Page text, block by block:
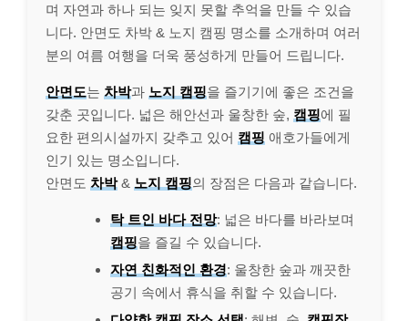
며 자연과 하나 되는 잊지 못할 추억을 만들 수 있습
니다. 안면도 차박 & 노지 캠핑 명소를 소개하며 여러
분의 여름 여행을 더욱 풍성하게 만들어 드립니다.
안면도는 차박과 노지 캠핑을 즐기기에 좋은 조건을
갖춘 곳입니다. 넓은 해안선과 울창한 숲, 캠핑에 필
요한 편의시설까지 갖추고 있어 캠핑 애호가들에게
인기 있는 명소입니다.
안면도 차박& 노지 캠핑의 장점은 다음과 같습니다.
탁 트인 바다 전망: 넓은 바다를 바라보며
캠핑을 즐길 수 있습니다.
자연 친화적인 환경: 울창한 숲과 깨끗한
공기 속에서 휴식을 취할 수 있습니다.